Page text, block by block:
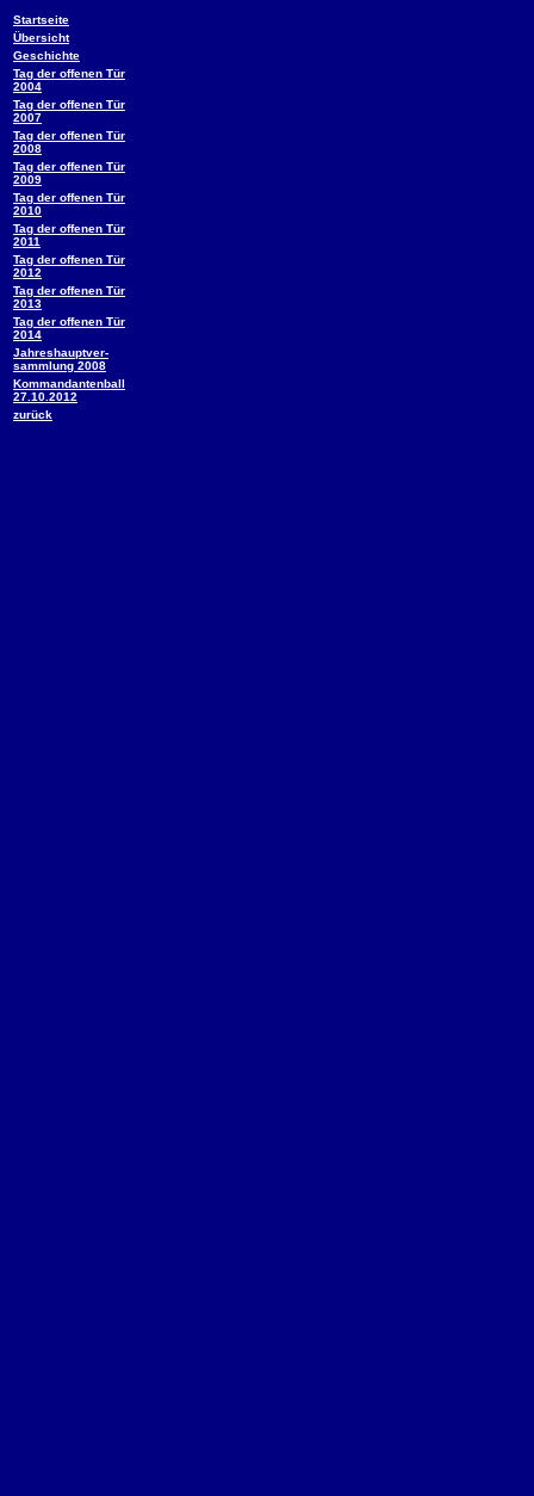
Startseite
Übersicht
Geschichte
Tag der offenen Tür
2004
Tag der offenen Tür
2007
Tag der offenen Tür
2008
Tag der offenen Tür
2009
Tag der offenen Tür
2010
Tag der offenen Tür
2011
Tag der offenen Tür
2012
Tag der offenen Tür
2013
Tag der offenen Tür
2014
Jahreshauptver-
sammlung 2008
Kommandantenball
27.10.2012
zurück